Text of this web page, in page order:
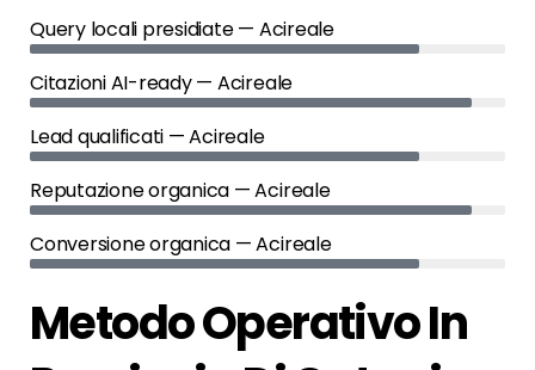
Query locali presidiate — Acireale
Citazioni AI-ready — Acireale
Lead qualificati — Acireale
Reputazione organica — Acireale
Conversione organica — Acireale
Metodo Operativo In